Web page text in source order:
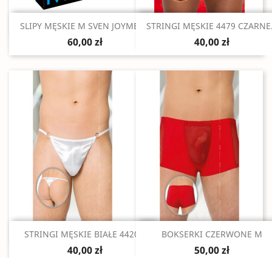
Szybki podgląd
SLIPY MĘSKIE M SVEN JOYMENT
60,00 zł
 Szybki podgląd
STRINGI MĘSKIE 4479
40,00 zł
Szybki podgląd
STRINGI MĘSKIE BIAŁE 4420...
40,00 zł
Szybki podgląd
BOKSERKI CZERWONE M
50,00 zł